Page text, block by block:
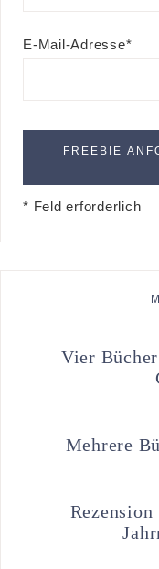
E-Mail-Adresse*
* Feld erforderlich
Vier
Mehrere